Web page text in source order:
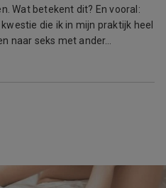
Wat betekent dit? En vooral:
die ik in mijn praktijk heel
naar seks met ander…